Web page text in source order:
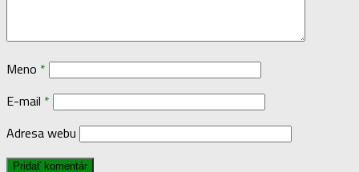
Meno *
E-mail *
Adresa webu